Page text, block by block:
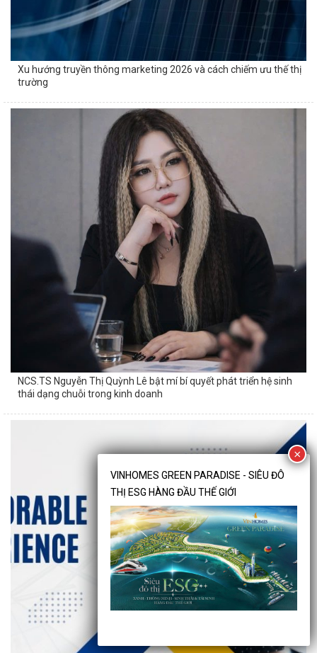
Xu hướng truyền thông marketing 2026 và cách chiếm ưu thế thị
trường
NCS.TS Nguyễn Thị Quỳnh Lê bật mí bí quyết phát triển hệ sinh
thái dạng chuỗi trong kinh doanh